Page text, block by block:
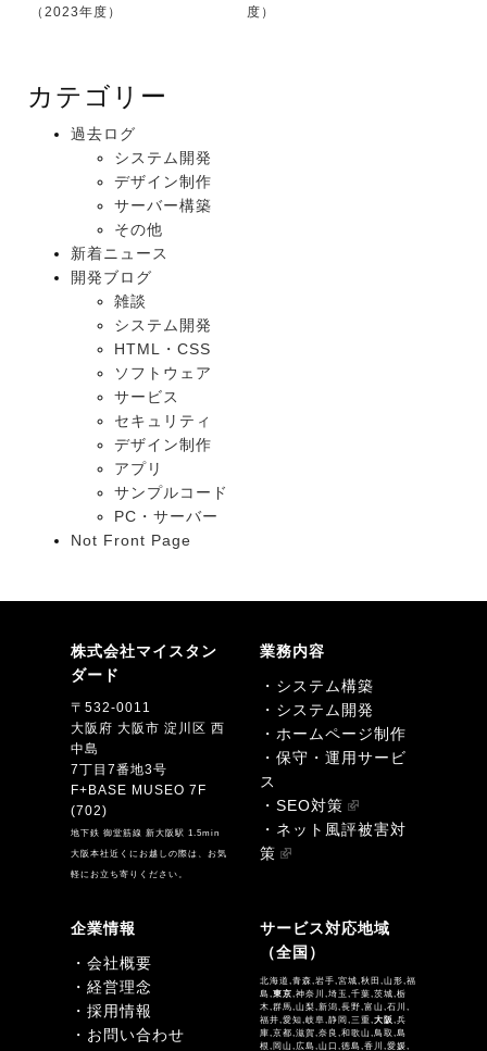
（2023年度）
度）
カテゴリー
過去ログ
システム開発
デザイン制作
サーバー構築
その他
新着ニュース
開発ブログ
雑談
システム開発
HTML・CSS
ソフトウェア
サービス
セキュリティ
デザイン制作
アプリ
サンプルコード
PC・サーバー
Not Front Page
株式会社マイスタン
ダード
〒532-0011
大阪府 大阪市 淀川区 西
中島
7丁目7番地3号
F+BASE MUSEO 7F
(702)
地下鉄 御堂筋線 新大阪駅 1.5min
大阪本社近くにお越しの際は、お気
軽にお立ち寄りください。
業務内容
・システム構築
・システム開発
・ホームページ制作
・保守・運用サービ
ス
・SEO対策
・ネット風評被害対
策
企業情報
・会社概要
・経営理念
・採用情報
・お問い合わせ
サービス対応地域
（全国）
北海道,青森,岩手,宮城,秋田,山形,福
島,東京,神奈川,埼玉,千葉,茨城,栃
木,群馬,山梨,新潟,長野,富山,石川,
福井,愛知,岐阜,静岡,三重,大阪,兵
庫,京都,滋賀,奈良,和歌山,鳥取,島
根,岡山,広島,山口,徳島,香川,愛媛,